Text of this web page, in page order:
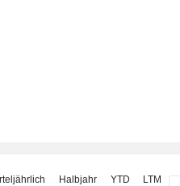
Halbjahr YTD LTM